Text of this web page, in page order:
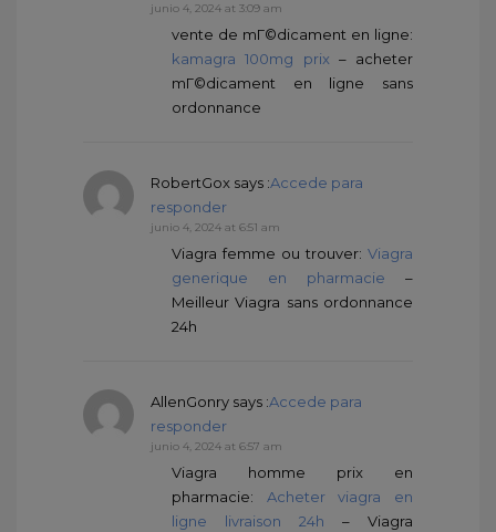
junio 4, 2024 at 3:09 am
vente de mГ©dicament en ligne:
kamagra 100mg prix – acheter
mГ©dicament en ligne sans
ordonnance
RobertGox says :Accede para
responder
junio 4, 2024 at 6:51 am
Viagra femme ou trouver: Viagra
generique en pharmacie –
Meilleur Viagra sans ordonnance
24h
AllenGonry says :Accede para
responder
junio 4, 2024 at 6:57 am
Viagra homme prix en
pharmacie: Acheter viagra en
ligne livraison 24h – Viagra